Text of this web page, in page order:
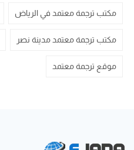
مكتب ترجمة معتمد في الرياض
مكتب ترجمة معتمد مدينة نصر
موقع ترجمة معتمد